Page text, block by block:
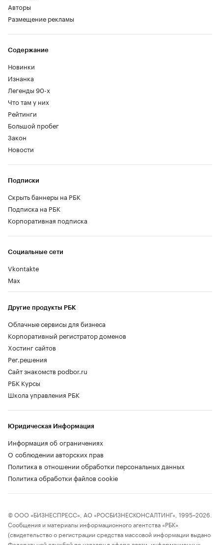
Авторы
Размещение рекламы
Содержание
Новинки
Изнанка
Легенды 90-х
Что там у них
Рейтинги
Большой пробег
Закон
Новости
Социальные сети
Vkontakte
Max
Другие продукты РБК
Облачные сервисы для бизнеса
Корпоративный регистратор доменов
Хостинг сайтов
Рег.решения
Сайт знакомств podbor.ru
РБК Курсы
Школа управления РБК
Подписки
Скрыть баннеры на РБК
Подписка на РБК
Корпоративная подписка
Юридическая Информация
Информация об ограничениях
О соблюдении авторских прав
Политика в отношении обработки персональных данных
Политика обработки файлов cookie
© ООО «БИЗНЕСПРЕСС», АО «РОСБИЗНЕСКОНСАЛТИНГ», 1995–2026.
Сообщения и материалы информационного агентства «РБК»
(свидетельство о регистрации средства массовой информации выдано